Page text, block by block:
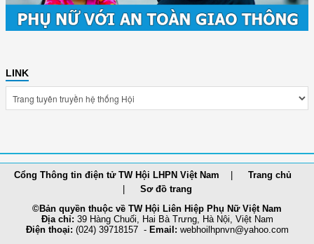
LINK
Cổng Thông tin điện tử TW Hội LHPN Việt Nam
Trang chủ
Sơ đồ trang
©Bản quyền thuộc về TW Hội Liên Hiệp Phụ Nữ Việt Nam
Địa chỉ: 39 Hàng Chuối, Hai Bà Trưng, Hà Nội, Việt Nam
Điện thoại: (024) 39718157 - Email: webhoilhpnvn@yahoo.com